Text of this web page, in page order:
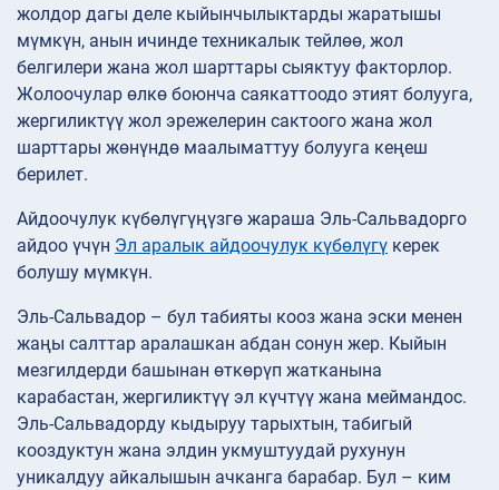
жолдор дагы деле кыйынчылыктарды жаратышы
мүмкүн, анын ичинде техникалык тейлөө, жол
белгилери жана жол шарттары сыяктуу факторлор.
Жолоочулар өлкө боюнча саякаттоодо этият болууга,
жергиликтүү жол эрежелерин сактоого жана жол
шарттары жөнүндө маалыматтуу болууга кеңеш
берилет.
Айдоочулук күбөлүгүңүзгө жараша Эль-Сальвадорго
айдоо үчүн Эл аралык айдоочулук күбөлүгү керек
болушу мүмкүн.
Эль-Сальвадор – бул табияты кооз жана эски менен
жаңы салттар аралашкан абдан сонун жер. Кыйын
мезгилдерди башынан өткөрүп жатканына
карабастан, жергиликтүү эл күчтүү жана меймандос.
Эль-Сальвадорду кыдыруу тарыхтын, табигый
кооздуктун жана элдин укмуштуудай рухунун
уникалдуу айкалышын ачканга барабар. Бул – ким